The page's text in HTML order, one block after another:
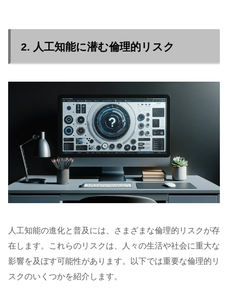
2. 人工知能に潜む倫理的リスク
人工知能の進化と普及には、さまざまな倫理的リスクが存
在します。これらのリスクは、人々の生活や社会に重大な
影響を及ぼす可能性があります。以下では重要な倫理的リ
スクのいくつかを紹介します。